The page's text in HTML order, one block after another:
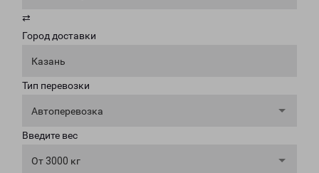
⇄
Город доставки
Казань
Тип перевозки
Автоперевозка
Введите вес
От 3000 кг